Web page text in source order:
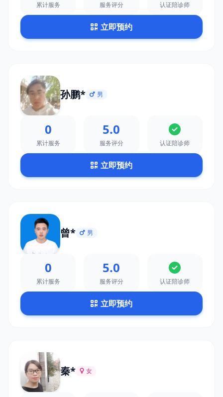
累计服务 服务评分 认证陪诊师
立即预约
孙鹏* 男
0
累计服务
5.0
服务评分 认证陪诊师
立即预约
曾* 男
0
累计服务
5.0
服务评分 认证陪诊师
立即预约
秦* 女